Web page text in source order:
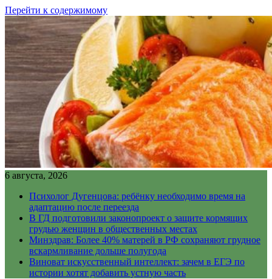
Перейти к содержимому
6 августа, 2026
Психолог Дугенцова: ребёнку необходимо время на
адаптацию после переезда
В ГД подготовили законопроект о защите кормящих
грудью женщин в общественных местах
Минздрав: Более 40% матерей в РФ сохраняют грудное
вскармливание дольше полугода
Виноват искусственный интеллект: зачем в ЕГЭ по
истории хотят добавить устную часть